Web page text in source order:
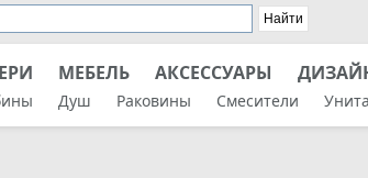
МЕБЕЛЬ АКСЕССУАРЫ
Душ Раковины Смесители